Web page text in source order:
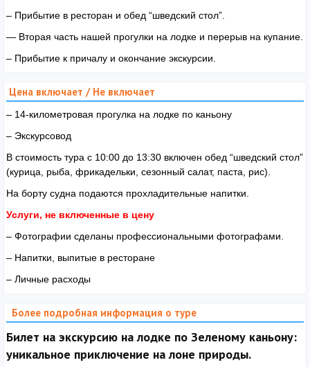
– Прибытие в ресторан и обед “шведский стол”.
— Вторая часть нашей прогулки на лодке и перерыв на купание.
– Прибытие к причалу и окончание экскурсии.
Цена включает / Не включает
– 14-километровая прогулка на лодке по каньону
– Экскурсовод
В стоимость тура с 10:00 до 13:30 включен обед “шведский стол”
(курица, рыба, фрикадельки, сезонный салат, паста, рис).
На борту судна подаются прохладительные напитки.
Услуги, не включенные в цену
– Фотографии сделаны профессиональными фотографами.
– Напитки, выпитые в ресторане
– Личные расходы
Более подробная информация о туре
Билет на экскурсию на лодке по Зеленому каньону:
уникальное приключение на лоне природы.